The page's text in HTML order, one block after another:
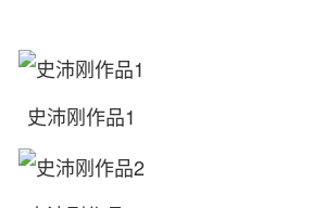
史沛刚作品1